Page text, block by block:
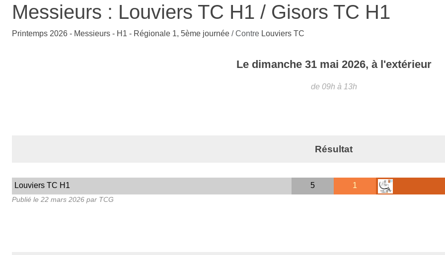
Messieurs : Louviers TC H1 / Gisors TC H1
Printemps 2026 - Messieurs - H1 - Régionale 1, 5ème journée / Contre Louviers TC
Le dimanche 31 mai 2026, à l'extérieur
de 09h à 13h
Résultat
Louviers TC H1 5 1
Publié le 22 mars 2026 par TCG